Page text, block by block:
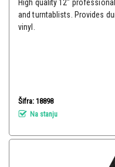
High quality 12"
and turntablists. Provides
vinyl.
Šifra: 18898
Na stanju